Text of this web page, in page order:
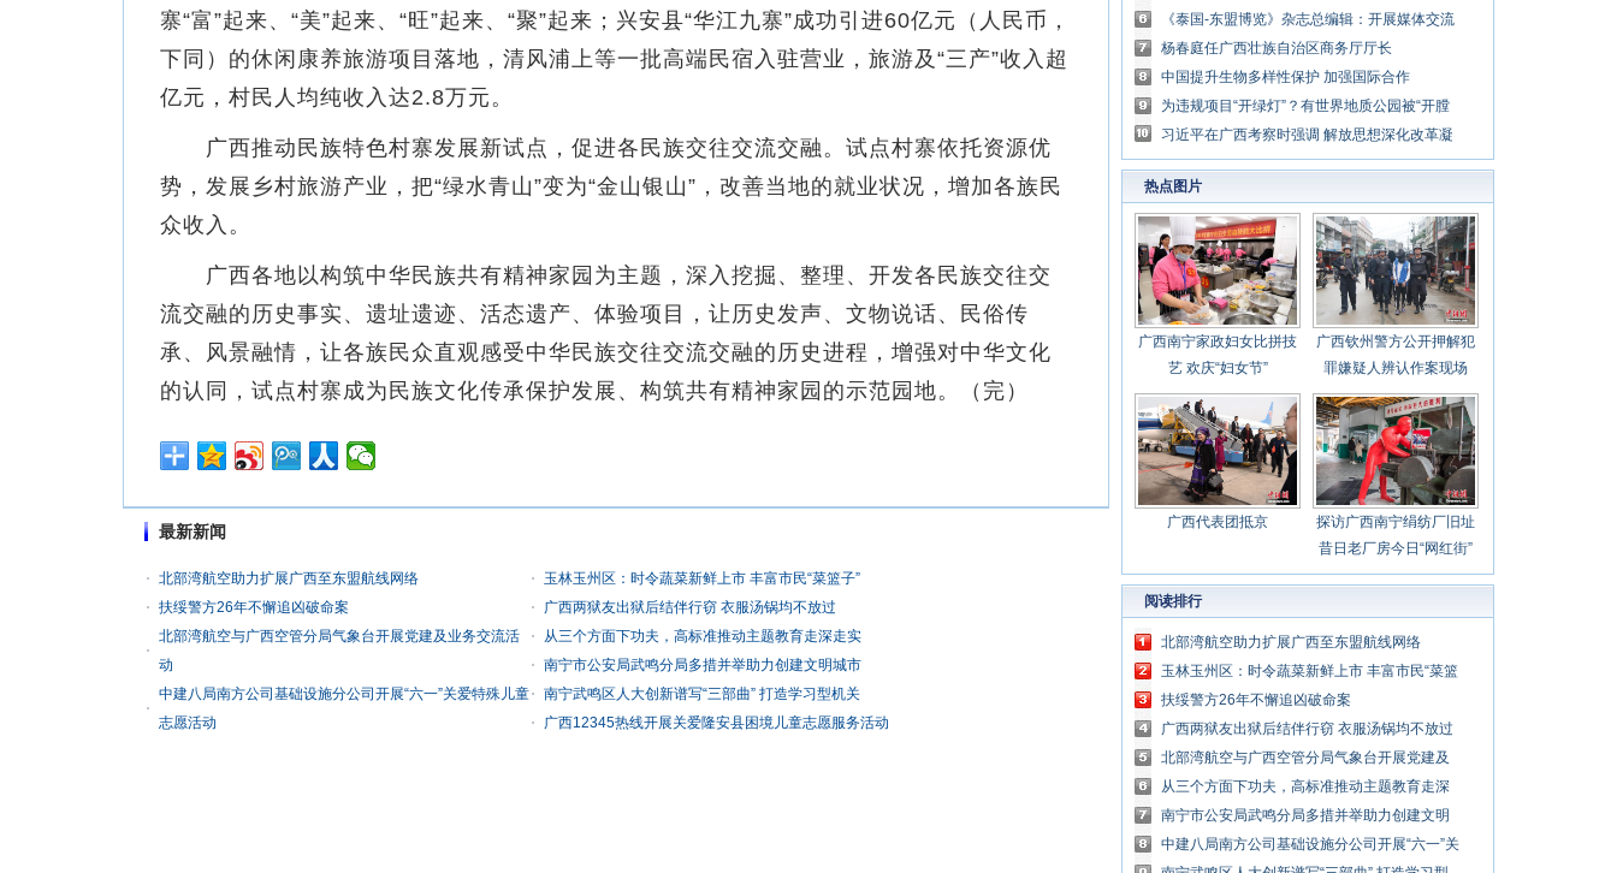
寨“富”起来、“美”起来、“旺”起来、“聚”起来；兴安县“华江九寨”成功引进60亿元（人民币，
下同）的休闲康养旅游项目落地，清风浦上等一批高端民宿入驻营业，旅游及“三产”收入超
亿元，村民人均纯收入达2.8万元。
广西推动民族特色村寨发展新试点，促进各民族交往交流交融。试点村寨依托资源优
势，发展乡村旅游产业，把“绿水青山”变为“金山银山”，改善当地的就业状况，增加各族民
众收入。
广西各地以构筑中华民族共有精神家园为主题，深入挖掘、整理、开发各民族交往交
流交融的历史事实、遗址遗迹、活态遗产、体验项目，让历史发声、文物说话、民俗传
承、风景融情，让各族民众直观感受中华民族交往交流交融的历史进程，增强对中华文化
的认同，试点村寨成为民族文化传承保护发展、构筑共有精神家园的示范园地。（完）
最新新闻
北部湾航空助力扩展广西至东盟航线网络
玉林玉州区：时令蔬菜新鲜上市 丰富市民“菜篮子”
扶绥警方26年不懈追凶破命案
广西两狱友出狱后结伴行窃 衣服汤锅均不放过
北部湾航空与广西空管分局气象台开展党建及业务交流活
动
从三个方面下功夫，高标准推动主题教育走深走实
南宁市公安局武鸣分局多措并举助力创建文明城市
中建八局南方公司基础设施分公司开展“六一”关爱特殊儿童
志愿活动
南宁武鸣区人大创新谱写“三部曲” 打造学习型机关
广西12345热线开展关爱隆安县困境儿童志愿服务活动
《泰国-东盟博览》杂志总编辑：开展媒体交流
讲好中国与东盟合作故事
杨春庭任广西壮族自治区商务厅厅长
中国提升生物多样性保护 加强国际合作
为违规项目“开绿灯”？有世界地质公园被“开膛
破肚”
习近平在广西考察时强调 解放思想深化改革凝
心聚力担当实干 建设新时代中国特色社会主义
壮美
热点图片
广西南宁家政妇女比拼技
艺 欢庆“妇女节”
广西钦州警方公开押解犯
罪嫌疑人辨认作案现场
广西代表团抵京
探访广西南宁绢纺厂旧址
昔日老厂房今日“网红街”
阅读排行
北部湾航空助力扩展广西至东盟航线网络
玉林玉州区：时令蔬菜新鲜上市 丰富市民“菜篮
子”
扶绥警方26年不懈追凶破命案
广西两狱友出狱后结伴行窃 衣服汤锅均不放过
北部湾航空与广西空管分局气象台开展党建及
业务交流活动
从三个方面下功夫，高标准推动主题教育走深
走实
南宁市公安局武鸣分局多措并举助力创建文明
城市
中建八局南方公司基础设施分公司开展“六一”关